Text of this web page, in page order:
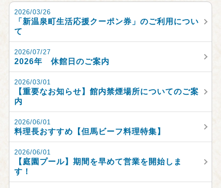
2026/03/26
「新温泉町生活応援クーポン券」のご利用につい
て
2026/07/27
2026年 休館日のご案内
2026/03/01
【重要なお知らせ】館内禁煙場所についてのご案
内
2026/06/01
料理長おすすめ【但馬ビーフ料理特集】
2026/06/01
【庭園プール】期間を早めて営業を開始しま
す！